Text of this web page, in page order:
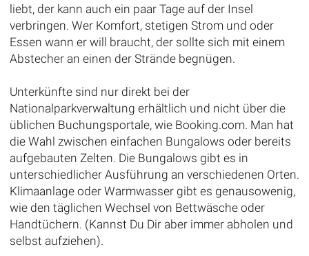
liebt, der kann auch ein paar Tage auf der Insel
verbringen. Wer Komfort, stetigen Strom und oder
Essen wann er will braucht, der sollte sich mit einem
Abstecher an einen der Strände begnügen.
Unterkünfte sind nur direkt bei der
Nationalparkverwaltung erhältlich und nicht über die
üblichen Buchungsportale, wie Booking.com. Man hat
die Wahl zwischen einfachen Bungalows oder bereits
aufgebauten Zelten. Die Bungalows gibt es in
unterschiedlicher Ausführung an verschiedenen Orten.
Klimaanlage oder Warmwasser gibt es genausowenig,
wie den täglichen Wechsel von Bettwäsche oder
Handtüchern. (Kannst Du Dir aber immer abholen und
selbst aufziehen).